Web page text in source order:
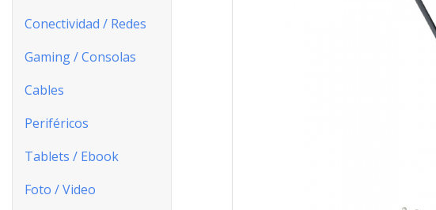
Conectividad / Redes
Gaming / Consolas
Cables
Periféricos
Tablets / Ebook
Foto / Video